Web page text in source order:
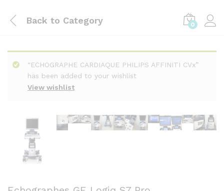
Back to Category 0
View wishlist
“ECHOGRAPHE CARDIAQUE PHILIPS AFFINITI CVx”
has been added to your wishlist